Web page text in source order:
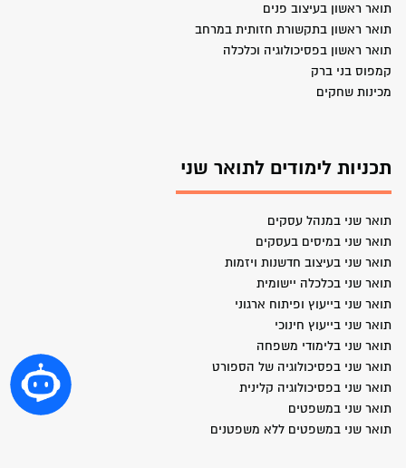
תואר ראשון בעיצוב פנים
תואר ראשון בתקשורת חזותית במרחב
תואר ראשון בפסיכולוגיה וכלכלה
קמפוס בני ברק
מכינות שחקים
תכניות לימודים לתואר שני
תואר שני במנהל עסקים
תואר שני במיסים בעסקים
תואר שני בעיצוב חדשנות ויזמות
תואר שני בכלכלה יישומית
תואר שני בייעוץ ופיתוח ארגוני
תואר שני בייעוץ חינוכי
תואר שני בלימודי משפחה
תואר שני בפסיכולוגיה של הספורט
תואר שני בפסיכולוגיה קלינית
תואר שני במשפטים
תואר שני במשפטים ללא משפטנים